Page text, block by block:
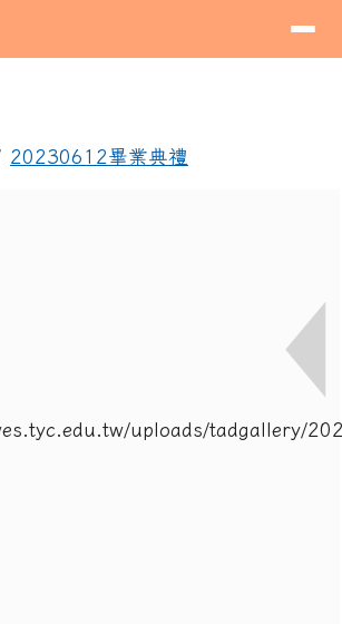
20230612畢業典禮